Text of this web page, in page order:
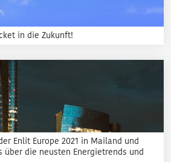
in die Zukunft!
Enlit Europe 2021 in Mailand und
die neusten Energietrends und